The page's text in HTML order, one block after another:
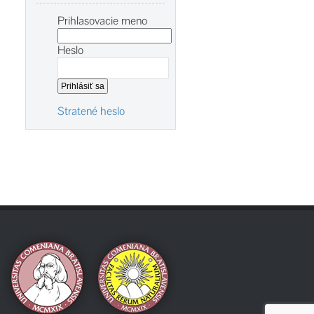
Prihlasovacie meno
Heslo
Stratené heslo